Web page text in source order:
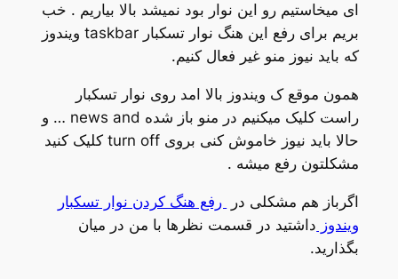
ای میخاستیم رو این نوار بود نمیشد بالا بیاریم . خب
بریم برای رفع این هنگ نوار تسکبار taskbar ویندوز
که باید نیوز منو غیر فعال کنیم.
همون موقع ک ویندوز بالا امد روی نوار تسکبار
راست کلیک میکنیم در منو باز شده news and … و
حالا باید نیوز خاموش کنی بروی turn off کلیک کنید
مشکلتون رفع میشه .
اگرباز هم مشکلی در
رفع هنگ کردن نوار تسکبار
ویندوز داشتید در قسمت نظرها با من در میان
بگذارید.